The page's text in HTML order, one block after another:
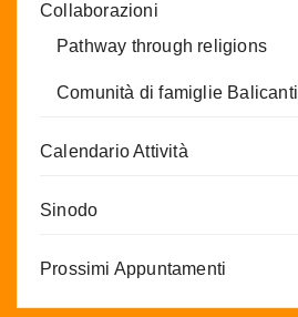
Collaborazioni
Pathway through religions
Comunità di famiglie Balicanti
Calendario Attività
Sinodo
Prossimi Appuntamenti